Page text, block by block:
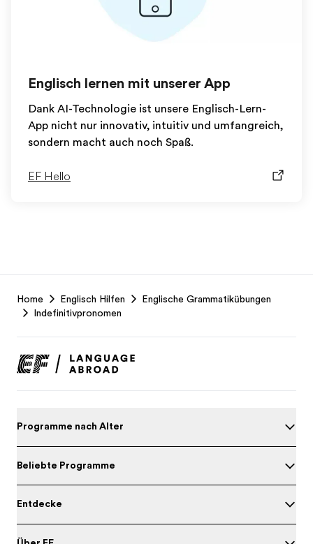
Englisch lernen mit unserer App
Dank AI-Technologie ist unsere Englisch-Lern-
App nicht nur innovativ, intuitiv und umfangreich,
sondern macht auch noch Spaß.
EF Hello
Footer
Home Englisch Hilfen
Englische Grammatikübungen
Indefinitivpronomen
Programme nach Alter
Beliebte Programme
Entdecke